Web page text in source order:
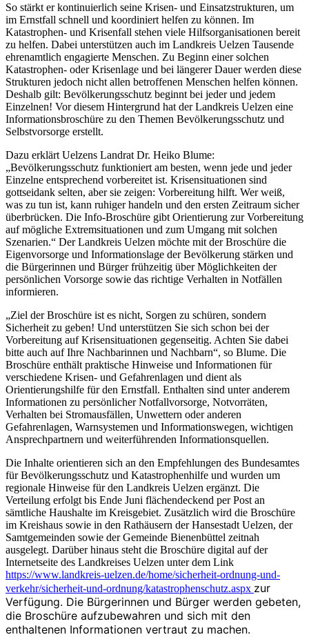
So stärkt er kontinuierlich seine Krisen- und Einsatzstrukturen, um
im Ernstfall schnell und koordiniert helfen zu können. Im
Katastrophen- und Krisenfall stehen viele Hilfsorganisationen bereit
zu helfen. Dabei unterstützen auch im Landkreis Uelzen Tausende
ehrenamtlich engagierte Menschen. Zu Beginn einer solchen
Katastrophen- oder Krisenlage und bei längerer Dauer werden diese
Strukturen jedoch nicht allen betroffenen Menschen helfen können.
Deshalb gilt: Bevölkerungsschutz beginnt bei jeder und jedem
Einzelnen! Vor diesem Hintergrund hat der Landkreis Uelzen eine
Informationsbroschüre zu den Themen Bevölkerungsschutz und
Selbstvorsorge erstellt.
Dazu erklärt Uelzens Landrat Dr. Heiko Blume:
„Bevölkerungsschutz funktioniert am besten, wenn jede und jeder
Einzelne entsprechend vorbereitet ist. Krisensituationen sind
gottseidank selten, aber sie zeigen: Vorbereitung hilft. Wer weiß,
was zu tun ist, kann ruhiger handeln und den ersten Zeitraum sicher
überbrücken. Die Info-Broschüre gibt Orientierung zur Vorbereitung
auf mögliche Extremsituationen und zum Umgang mit solchen
Szenarien.“ Der Landkreis Uelzen möchte mit der Broschüre die
Eigenvorsorge und Informationslage der Bevölkerung stärken und
die Bürgerinnen und Bürger frühzeitig über Möglichkeiten der
persönlichen Vorsorge sowie das richtige Verhalten in Notfällen
informieren.
„Ziel der Broschüre ist es nicht, Sorgen zu schüren, sondern
Sicherheit zu geben! Und unterstützen Sie sich schon bei der
Vorbereitung auf Krisensituationen gegenseitig. Achten Sie dabei
bitte auch auf Ihre Nachbarinnen und Nachbarn“, so Blume. Die
Broschüre enthält praktische Hinweise und Informationen für
verschiedene Krisen- und Gefahrenlagen und dient als
Orientierungshilfe für den Ernstfall. Enthalten sind unter anderem
Informationen zu persönlicher Notfallvorsorge, Notvorräten,
Verhalten bei Stromausfällen, Unwettern oder anderen
Gefahrenlagen, Warnsystemen und Informationswegen, wichtigen
Ansprechpartnern und weiterführenden Informationsquellen.
Die Inhalte orientieren sich an den Empfehlungen des Bundesamtes
für Bevölkerungsschutz und Katastrophenhilfe und wurden um
regionale Hinweise für den Landkreis Uelzen ergänzt. Die
Verteilung erfolgt bis Ende Juni flächendeckend per Post an
sämtliche Haushalte im Kreisgebiet. Zusätzlich wird die Broschüre
im Kreishaus sowie in den Rathäusern der Hansestadt Uelzen, der
Samtgemeinden sowie der Gemeinde Bienenbüttel zeitnah
ausgelegt. Darüber hinaus steht die Broschüre digital auf der
Internetseite des Landkreises Uelzen unter dem Link
https://www.landkreis-uelzen.de/home/sicherheit-ordnung-und-
verkehr/sicherheit-und-ordnung/katastrophenschutz.aspx zur
Verfügung. Die Bürgerinnen und Bürger werden gebeten,
die Broschüre aufzubewahren und sich mit den
enthaltenen Informationen vertraut zu machen.